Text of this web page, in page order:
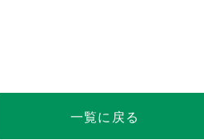
一覧に戻る